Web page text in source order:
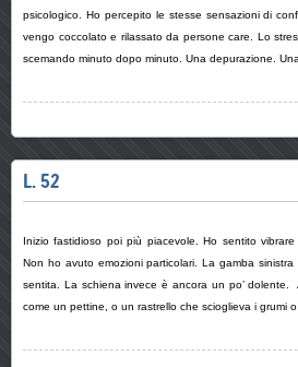
psicologico. Ho percepito le stesse sensazioni di
vengo coccolato e rilassato da persone care. Lo
scemando minuto dopo minuto. Una depurazione.
L. 52
Inizio fastidioso poi più piacevole. Ho sentito
Non ho avuto emozioni particolari. La gamba
sentita. La schiena invece è ancora un po’ dolente.
come un pettine, o un rastrello che scioglieva i grumi o